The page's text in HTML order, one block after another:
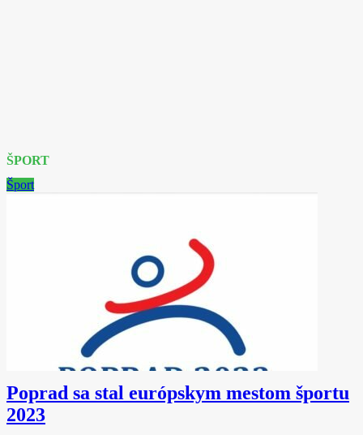
ŠPORT
Šport
Poprad sa stal európskym mestom športu
2023